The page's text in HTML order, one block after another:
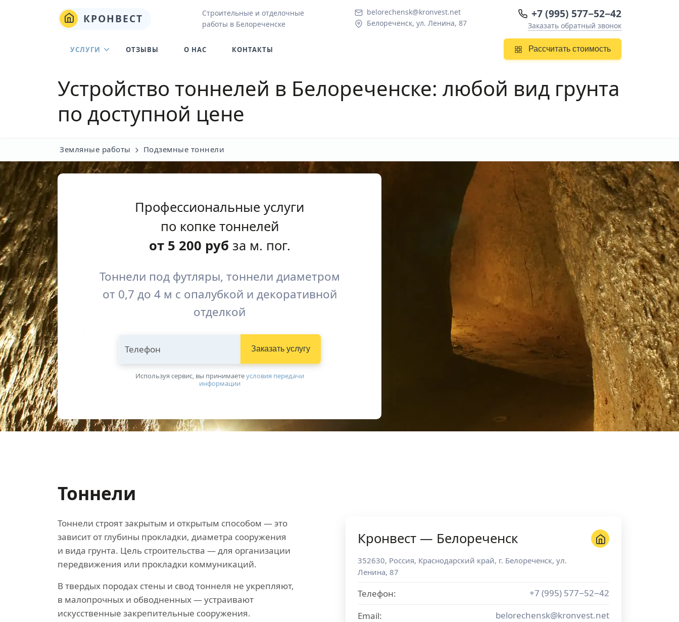
КРОНВЕСТ
Строительные и отделочные
работы в Белореченске
belorechensk@kronvest.net
Белореченск, ул. Ленина, 87
+7 (995) 577−52−42
Заказать обратный звонок
Рассчитать стоимость
УСЛУГИ ОТЗЫВЫ О НАС КОНТАКТЫ
Устройство тоннелей в Белореченске: любой вид грунта
по доступной цене
Земляные работы Подземные тоннели
Профессиональные услуги
по копке тоннелей
от 5 200 руб за м. пог.
Тоннели под футляры, тоннели диаметром
от 0,7 до 4 м с опалубкой и декоративной
отделкой
Телефон Заказать услугу
Используя сервис, вы принимаетeусловия передачи
информации
Тоннели
Тоннели строят закрытым и открытым способом — это
зависит от глубины прокладки, диаметра сооружения
и вида грунта. Цель строительства — для организации
передвижения или прокладки коммуникаций.
В твердых породах стены и свод тоннеля не укрепляют,
в малопрочных и обводненных — устраивают
искусственные закрепительные сооружения.
Кронвест — Белореченск
352630, Россия, Краснодарский край, г. Белореченск, ул.
Ленина, 87
Телефон:
+7 (995) 577−52−42
Email:
belorechensk@kronvest.net